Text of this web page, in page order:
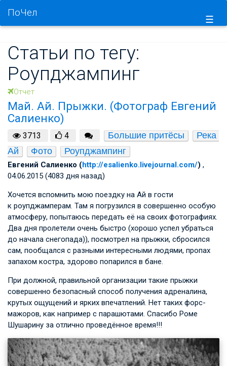
☰
ПоЧел
Статьи по тегу:
Роупджампинг
Отчет
Май. Ай. Прыжки. (Фотограф Евгений
Салиенко)
3713 4 Большие притёсы
Река
Ай
Фото Роупджампинг
Евгений Салиенко (http://esalienko.livejournal.com/) ,
04.06.2015 (4083 дня назад)
Хочется вспомнить мою поездку на Ай в гости
к роупджамперам. Там я погрузился в совершенно особую
атмосферу, попытаюсь передать её на своих фотографиях.
Два дня пролетели очень быстро (хорошо успел убраться
до начала снегопада)), посмотрел на прыжки, сбросился
сам, пообщался с разными интересными людями, пропах
запахом костра, здорово попарился в бане.
При должной, правильной организации такие прыжки
совершенно безопасный способ получения адреналина,
крутых ощущений и ярких впечатлений. Нет таких форс-
мажоров, как например с парашютами. Спасибо Роме
Шушарину за отлично проведённое время!!!